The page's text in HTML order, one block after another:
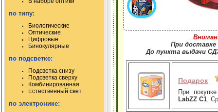
по типу:
Биологические
Оптические
Цифровые
Бинокулярные
по подсветке:
Подсветка снизу
Подсветка сверху
Комбинированная
Естественный свет
по электронике:
При доставке
До пункта выдачи
Подарок
При
LabZZ C1 .